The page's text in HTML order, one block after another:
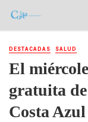
DESTACADAS SALUD
El
gratuita
Costa Azul